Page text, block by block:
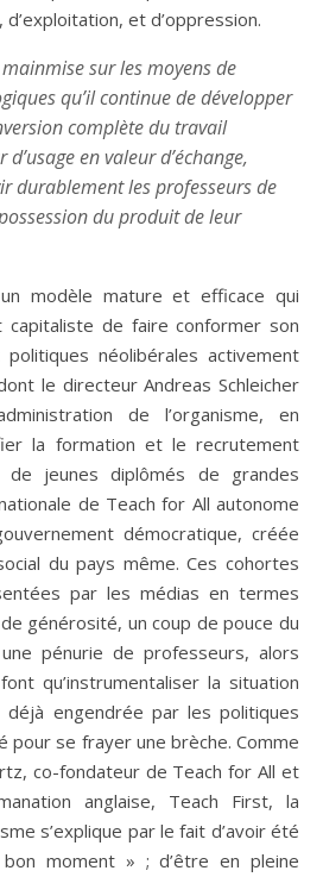
d’exploitation, et d’oppression.
sur les moyens de
qu’il continue de développer
complète du travail
en valeur d’échange,
durablement les professeurs de
du produit de leur
modèle mature et efficace qui
de faire conformer son
néolibérales activement
le directeur Andreas Schleicher
de l’organisme, en
la formation et le recrutement
de jeunes diplômés de grandes
de Teach for All autonome
démocratique, créée
du pays même. Ces cohortes
par les médias en termes
générosité, un coup de pouce du
pénurie de professeurs, alors
qu’instrumentaliser la situation
déjà engendrée par les politiques
pour se frayer une brèche. Comme
co-fondateur de Teach for All et
anglaise, Teach First, la
s’explique par le fait d’avoir été
moment » ; d’être en pleine